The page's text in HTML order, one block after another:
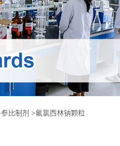
参比制剂 >氟氯西林钠颗粒